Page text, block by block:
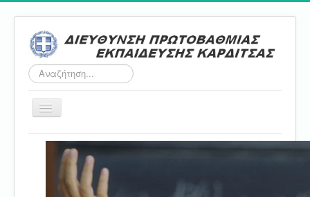
Αναζήτηση...
Εναλλαγή
Αρχική
Τμήμα Α'